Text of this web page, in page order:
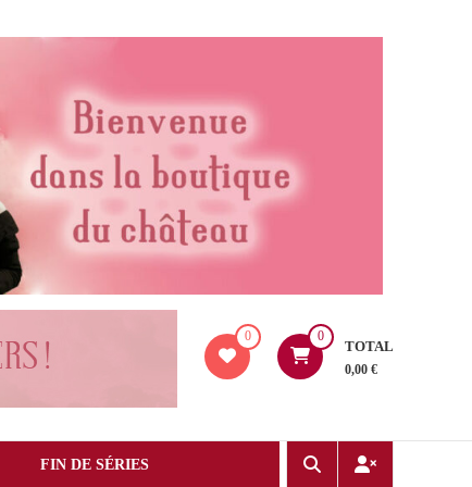
0 0
TOTAL
0,00 €
FIN DE SÉRIES